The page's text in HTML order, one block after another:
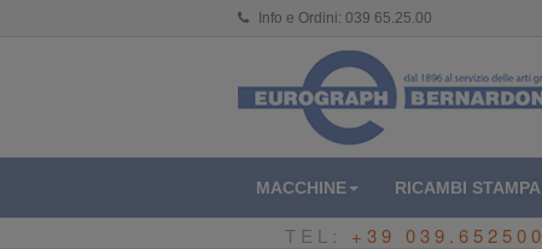
Info e Ordini: 039 65.25.00
MACCHINE RICAMBI STAMPA
TEL: +39 039.652500